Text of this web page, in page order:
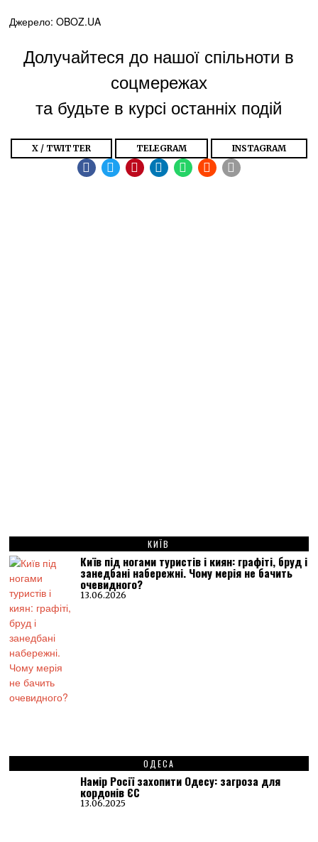
Джерело: OBOZ.UA
Долучайтеся до нашої спільноти в
соцмережах
та будьте в курсі останніх подій
X / TWITTER TELEGRAM INSTAGRAM
КИЇВ
Київ під ногами туристів і киян: графіті, бруд і
занедбані набережні. Чому мерія не бачить
очевидного?
13.06.2026
ОДЕСА
Намір Росії захопити Одесу: загроза для
кордонів ЄС
13.06.2025